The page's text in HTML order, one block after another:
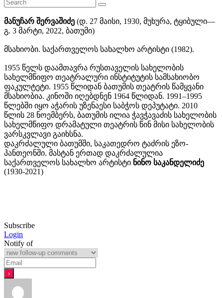
მანუჩარ შერვაშიძე (დ. 27 მაისი, 1930, მუხურა, ტყიბული—
გ. 3 მარტი, 2022, ბათუმი)
მსახიობი. საქართველოს სახალხო არტისტი (1982).
1955 წელს დაამთავრა რუსთაველის სახელობის
სახელმწიფო თეატრალური ინსტიტუტის სამსახიობო
ფაკულტეტი. 1955 წლიდან ბათუმის თეატრის წამყვანი
მსახიობია. კინოში იღებდნენ 1964 წლიდან. 1991–1995
წლებში იყო აჭარის უზენაესი საბჭოს დეპუტატი. 2010
წლის 28 ნოემბერს, ბათუმის ილია ჭავჭავაძის სახელობის
სახელმწიფო დრამატული თეატრის წინ მისი სახელობის
ვარსკვლავი გაიხსნა.
დაკრძალული ბათუმში, საკათედრო ტაძრის ეზო-
პანთეონში. მასტან ერთად დაკრძალულია
საქართველოს სახალხო არტისტი ნინო საკანდელიძე
(1930-2021)
Subscribe
Login
Notify of